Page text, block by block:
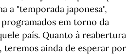
a "temporada japonesa",
em torno da
país. Quanto à reabertura
ainda de esperar por